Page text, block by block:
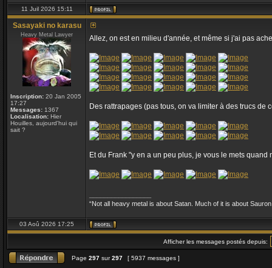
11 Juil 2026 15:11
Sasayaki no karasu
Heavy Metal Lawyer
Inscription: 20 Jan 2005
17:27
Messages: 1367
Localisation: Hier
Houilles, aujourd'hui qui
sait ?
Allez, on est en milieu d'année, et même si j'ai pas
Des rattrapages (pas tous, on va limiter à des trucs de
Et du Frank "y en a un peu plus, je vous le mets quand
“Not all heavy metal is about Satan. Much of it is about
03 Aoû 2026 17:25
Afficher les messages postés depuis:
Page 297 sur297 [ 5937 messages ]